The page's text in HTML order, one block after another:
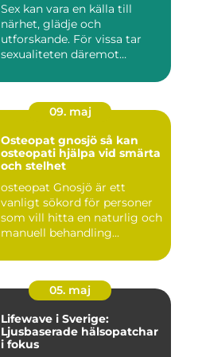
Sex kan vara en källa till
närhet, glädje och
utforskande. För vissa tar
sexualiteten däremot
09. maj
Osteopat gnosjö så kan
osteopati hjälpa vid smärta
och stelhet
osteopat Gnosjö är ett
vanligt sökord för personer
som vill hitta en naturlig och
manuell behandling...
05. maj
Lifewave i Sverige:
Ljusbaserade hälsopatchar
i fokus